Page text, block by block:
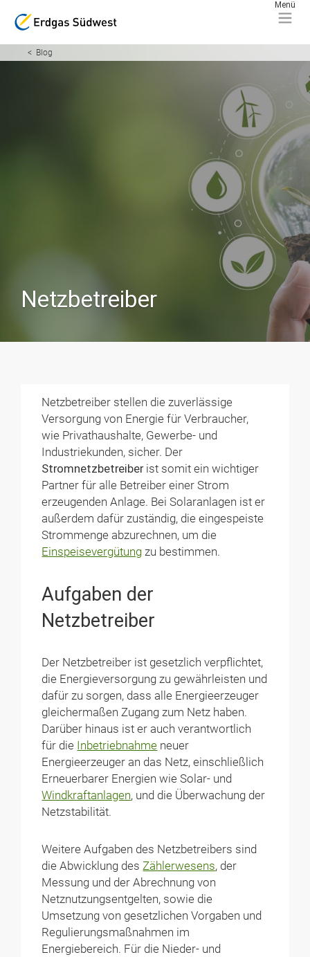
Blog
Netzbetreiber
Netzbetreiber stellen die zuverlässige
Versorgung von Energie für Verbraucher,
wie Privathaushalte, Gewerbe- und
Industriekunden, sicher. Der
Stromnetzbetreiberist somit ein wichtiger
Partner für alle Betreiber einer Strom
erzeugenden Anlage. Bei Solaranlagen ist er
außerdem dafür zuständig, die eingespeiste
Strommenge abzurechnen, um die
Einspeisevergütung zu bestimmen.
Aufgaben der
Netzbetreiber
Der Netzbetreiber ist gesetzlich verpflichtet,
die Energieversorgung zu gewährleisten und
dafür zu sorgen, dass alle Energieerzeuger
gleichermaßen Zugang zum Netz haben.
Darüber hinaus ist er auch verantwortlich
für die Inbetriebnahme neuer
Energieerzeuger an das Netz, einschließlich
Erneuerbarer Energien wie Solar- und
Windkraftanlagen, und die Überwachung der
Netzstabilität.
Weitere Aufgaben des Netzbetreibers sind
die Abwicklung desZählerwesens, der
Messung und der Abrechnung von
Netznutzungsentgelten, sowie die
Umsetzung von gesetzlichen Vorgaben und
Regulierungsmaßnahmen im
Energiebereich. Für die Nieder- und